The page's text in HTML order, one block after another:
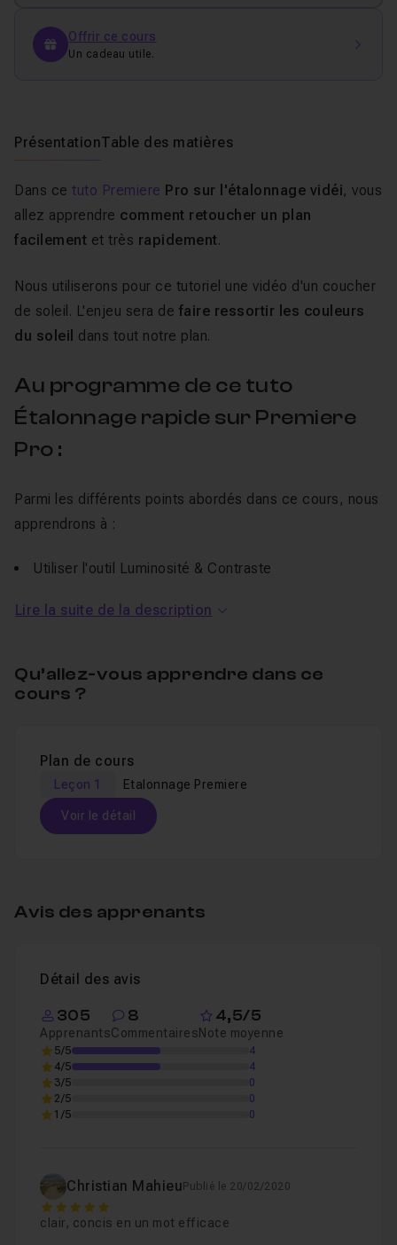
Offrir ce cours
Un cadeau utile.
PrésentationTable des matières
Dans ce tuto Premiere Pro sur l'étalonnage vidéi, vous
allez apprendre comment retoucher un plan
facilement et très rapidement.
Nous utiliserons pour ce tutoriel une vidéo d'un coucher
de soleil. L'enjeu sera de faire ressortir les couleurs
du soleil dans tout notre plan.
Au programme de ce tuto
Étalonnage rapide sur Premiere
Pro :
Parmi les différents points abordés dans ce cours, nous
apprendrons à :
Utiliser l'outil Luminosité & Contraste
gestion des courbes RVB)
Pour ce tutoriel, vous avez besoin :
est inclus dans les fichiers sources)
DePremiere Pro version CC 2017
La vidéo utilisée pour les besoins de ce tutoriel
cours pour répondre à vos questions.
Lire la suite de la description
Qu’allez-vous apprendre dans ce
cours ?
Plan de cours
Leçon 1 Etalonnage Premiere
Voir le détail
Avis des apprenants
Détail des avis
305
Apprenants
8
Commentaires
4,5/5
Note moyenne
5/5
4
4/5
4
3/5
0
2/5
0
1/5
0
Christian Mahieu Publié le 20/02/2020
5
clair, concis en un mot efficace